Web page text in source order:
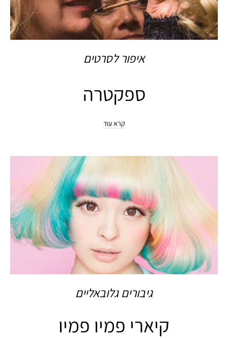
איפור לסרטים
ספקטרה
קרא עוד
גיבורים גלובאליים
קיארי פמיו פמיו